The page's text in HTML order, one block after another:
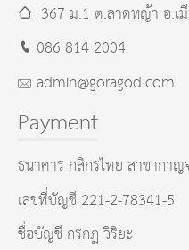
367 ม.1 ต.ลาดหญ้า อ.เ
086 814 2004
admin@goragod.com
Payment
ธนาคาร กสิกรไทย สาขากา
เลขที่บัญชี 221-2-78341-5
ชื่อบัญชี กรกฎ วิริยะ